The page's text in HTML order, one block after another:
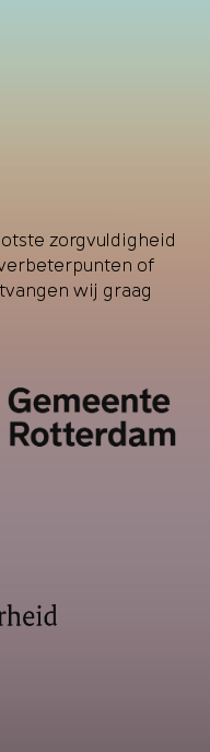
zorgvuldigheid
of
wij graag